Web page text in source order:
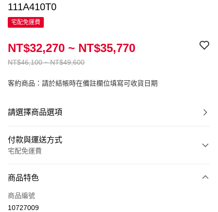
111A410T0
宅配免運費
NT$46,100 ~ NT$49,600
NT$32,270 ~ NT$35,770
客約商品：請於結帳時在備註欄位填寫可收貨日期
請選擇商品選項
付款與運送方式
宅配免運費
信用卡一次付款
信用卡分期付款
商品特色
商品編號
10727009